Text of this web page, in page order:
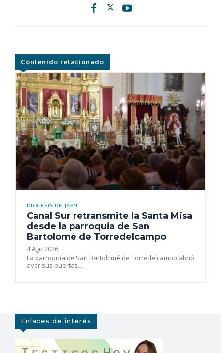
Contenido relacionado
DIÓCESIS DE JAÉN
Canal Sur retransmite la Santa Misa
desde la parroquia de San
Bartolomé de Torredelcampo
4 Ago 2026
La parroquia de San Bartolomé de Torredelcampo abrió
ayer sus puertas...
Enlaces de interés